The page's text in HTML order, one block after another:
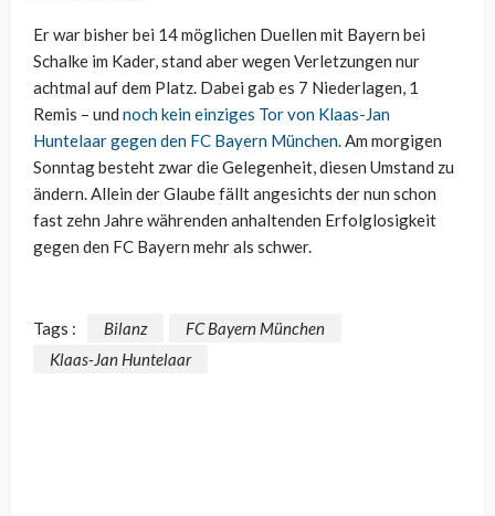
Er war bisher bei 14 möglichen Duellen mit Bayern bei
Schalke im Kader, stand aber wegen Verletzungen nur
achtmal auf dem Platz. Dabei gab es 7 Niederlagen, 1
Remis – und noch kein einziges Tor von Klaas-Jan
Huntelaar gegen den FC Bayern München. Am morgigen
Sonntag besteht zwar die Gelegenheit, diesen Umstand zu
ändern. Allein der Glaube fällt angesichts der nun schon
fast zehn Jahre währenden anhaltenden Erfolglosigkeit
gegen den FC Bayern mehr als schwer.
Tags : Bilanz
FC Bayern München
Klaas-Jan Huntelaar